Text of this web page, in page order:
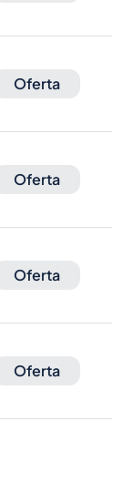
Oferta
Oferta
Oferta
Oferta